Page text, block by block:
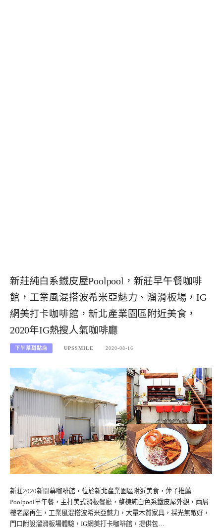
新莊純白系鐵皮屋Poolpool，新莊早午餐咖啡
館，工業風混搭波希米亞魅力、溜滑板場，IG
網美打卡咖啡館，新北產業園區附近美食，
2020年IG熱搜人氣咖啡廳
下午茶甜點店 UPSSMILE 2020-08-16
新莊2020新開幕咖啡館，位於新北產業園區附近美食，萍子推薦
Poolpool早午餐，主打美式滑板餐廳，整棟純白色系鐵皮屋外觀，兩層
樓老屋再生，工業風混搭波希米亞魅力，大量木質家具，採光無敵好，
門口附設溜滑板場體驗，IG網美打卡咖啡館，提供包…